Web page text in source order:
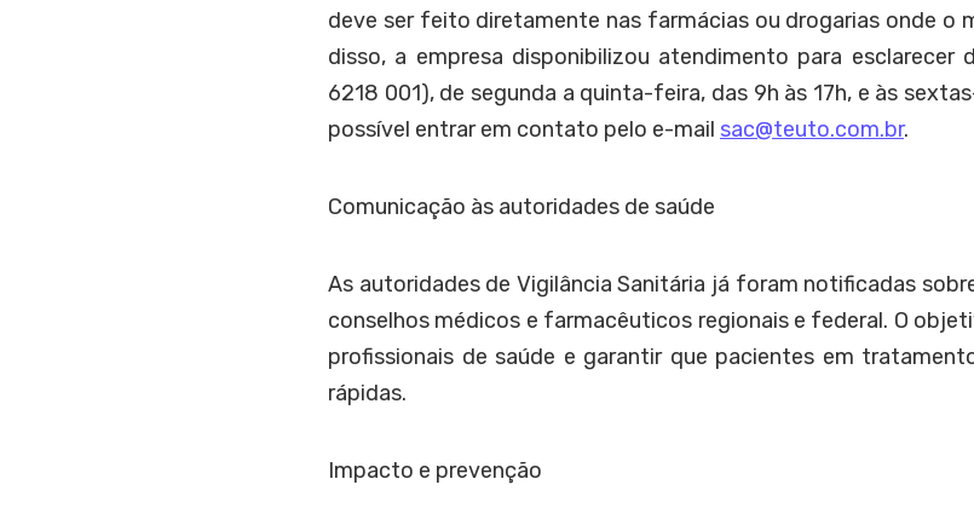
deve ser feito diretamente nas farmácias ou drogarias onde o
disso, a empresa disponibilizou atendimento para esclarecer
6218 001), de segunda a quinta-feira, das 9h às 17h, e às
possível entrar em contato pelo e-mail sac@teuto.com.br.
Comunicação às autoridades de saúde
As autoridades de Vigilância Sanitária já foram notificadas
conselhos médicos e farmacêuticos regionais e federal. O
profissionais de saúde e garantir que pacientes em
rápidas.
Impacto e prevenção